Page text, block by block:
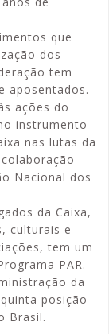
que
dos
tem
aposentados.
ações do
instrumento
nas lutas da
Nacional dos
da Caixa,
culturais e
tem um
PAR.
da
posição
Brasil.